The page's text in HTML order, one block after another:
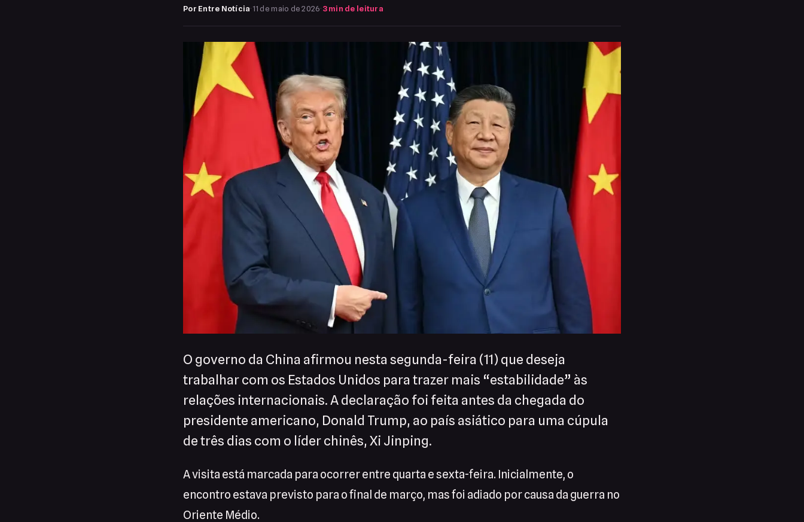
Por Entre Notícia·11 de maio de 2026·3 min de leitura
O governo da China afirmou nesta segunda-feira (11) que deseja
trabalhar com os Estados Unidos para trazer mais “estabilidade” às
relações internacionais. A declaração foi feita antes da chegada do
presidente americano, Donald Trump, ao país asiático para uma cúpula
de três dias com o líder chinês, Xi Jinping.
A visita está marcada para ocorrer entre quarta e sexta-feira. Inicialmente, o
encontro estava previsto para o final de março, mas foi adiado por causa da guerra no
Oriente Médio.